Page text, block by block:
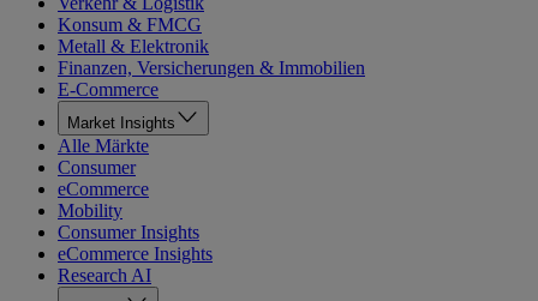
Konsum & FMCG
Metall & Elektronik
Finanzen, Versicherungen & Immobilien
E-Commerce
Market Insights
Alle Märkte
Consumer
eCommerce
Mobility
Consumer Insights
eCommerce Insights
Research AI